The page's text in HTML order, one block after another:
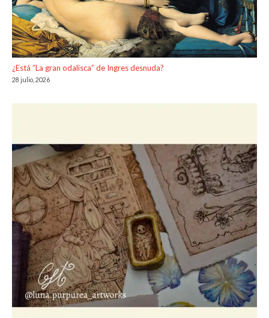
¿Está “La gran odalisca” de Ingres desnuda?
28 julio, 2026